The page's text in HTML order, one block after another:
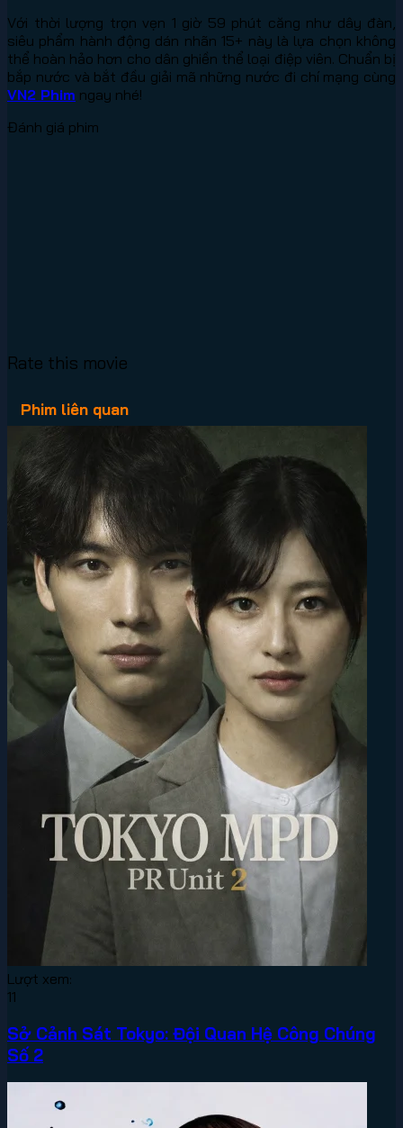
Với thời lượng trọn vẹn 1 giờ 59 phút căng như dây đàn,
siêu phẩm hành động dán nhãn 15+ này là lựa chọn không
thể hoàn hảo hơn cho dân ghiền thể loại điệp viên. Chuẩn bị
bắp nước và bắt đầu giải mã những nước đi chí mạng cùng
VN2 Phim ngay nhé!
Đánh giá phim
Rate this movie
Phim liên quan
Lượt xem:
11
Sở Cảnh Sát Tokyo: Đội Quan Hệ Công Chúng
Số 2